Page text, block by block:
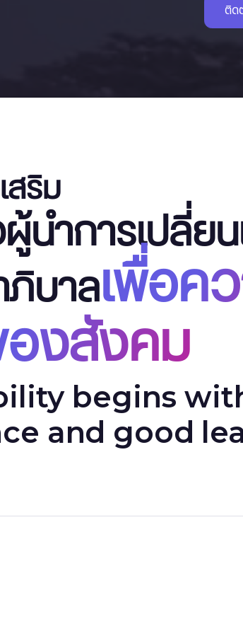
ติ
ริม
นำการเปลี่ย
บาลเพื่อค
งสังคม
begins
and good